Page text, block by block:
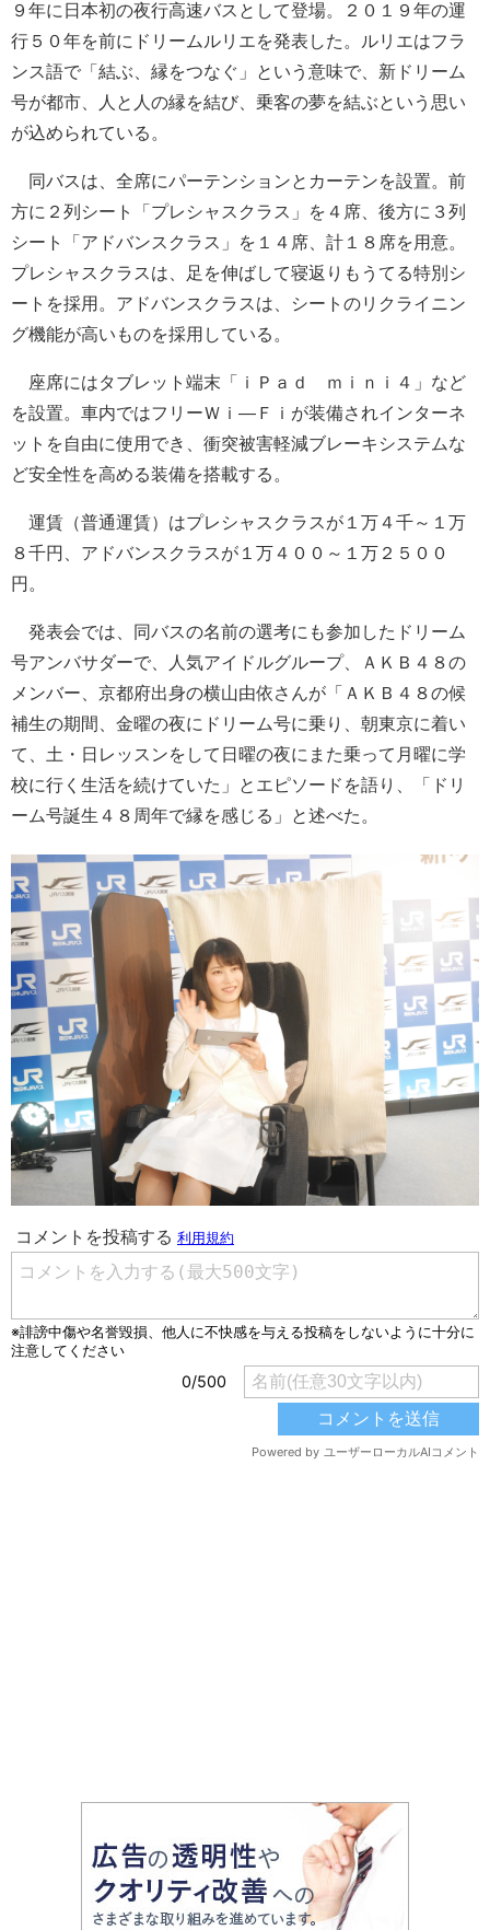
９年に日本初の夜行高速バスとして登場。２０１９年の運
行５０年を前にドリームルリエを発表した。ルリエはフラ
ンス語で「結ぶ、縁をつなぐ」という意味で、新ドリーム
号が都市、人と人の縁を結び、乗客の夢を結ぶという思い
が込められている。
同バスは、全席にパーテンションとカーテンを設置。前
方に２列シート「プレシャスクラス」を４席、後方に３列
シート「アドバンスクラス」を１４席、計１８席を用意。
プレシャスクラスは、足を伸ばして寝返りもうてる特別シ
ートを採用。アドバンスクラスは、シートのリクライニン
グ機能が高いものを採用している。
座席にはタブレット端末「ｉＰａｄ ｍｉｎｉ４」など
を設置。車内ではフリーＷｉ―Ｆｉが装備されインターネ
ットを自由に使用でき、衝突被害軽減ブレーキシステムな
ど安全性を高める装備を搭載する。
運賃（普通運賃）はプレシャスクラスが１万４千～１万
８千円、アドバンスクラスが１万４００～１万２５００
円。
発表会では、同バスの名前の選考にも参加したドリーム
号アンバサダーで、人気アイドルグループ、ＡＫＢ４８の
メンバー、京都府出身の横山由依さんが「ＡＫＢ４８の候
補生の期間、金曜の夜にドリーム号に乗り、朝東京に着い
て、土・日レッスンをして日曜の夜にまた乗って月曜に学
校に行く生活を続けていた」とエピソードを語り、「ドリ
ーム号誕生４８周年で縁を感じる」と述べた。